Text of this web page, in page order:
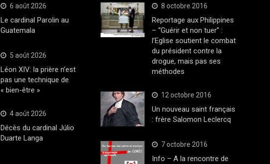
6 août 2026
Le cardinal Parolin au
Guatemala
5 août 2026
Léon XIV: la prière n’est
pas une technique de
« bien-être »
4 août 2026
Décès du cardinal Júlio
Duarte Langa
8 octobre 2016
Reportage aux Philippines
– “Guérir et non tuer” :
l’Eglise soutient le combat
du président contre la
drogue, mais pas ses
méthodes
12 octobre 2016
Un nouveau saint français
: frère Salomon Leclercq
7 octobre 2016
Info – A la rencontre de